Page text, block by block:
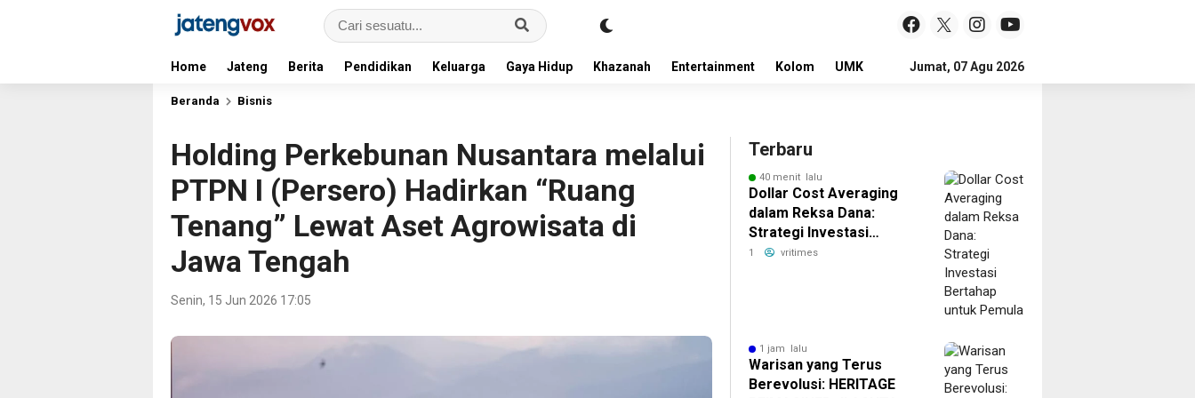
Home Jateng Berita Pendidikan Keluarga Gaya Hidup Khazanah Entertainment Kolom UMKM LOKER
Jumat, 07 Agu 2026
Beranda Bisnis
Holding Perkebunan Nusantara melalui
PTPN I (Persero) Hadirkan “Ruang
Tenang” Lewat Aset Agrowisata di
Jawa Tengah
Senin, 15 Jun 2026 17:05
Terbaru
40 menit lalu
Dollar Cost Averaging
dalam Reksa Dana:
Strategi Investasi
Bertahap untuk Pemula
1 vritimes
1 jam lalu
Warisan yang Terus
Berevolusi: HERITAGE